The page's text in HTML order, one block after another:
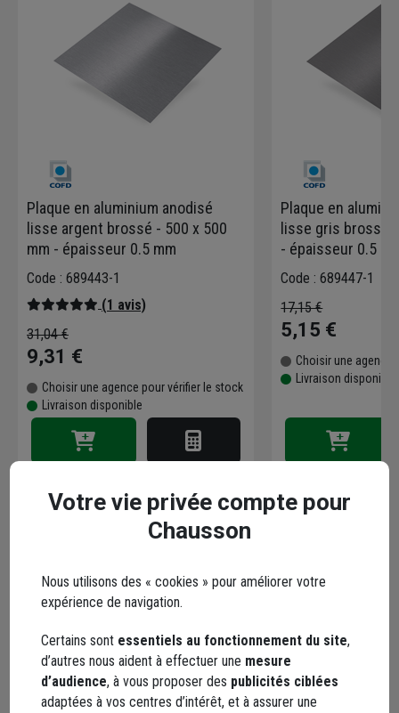
Plaque en aluminium anodisé
lisse argent brossé - 500 x 500
mm - épaisseur 0.5 mm
Code : 689443-1
(1 avis)
31,04 €
9,31 €
Choisir une agence pour vérifier le stock
Livraison disponible
Plaque en
lisse gris brossé
- épaisseur 0.5
Code : 689447-1
17,15 €
5,15 €
Choisir une agence
Livraison disponible
Points forts
Description
Caractéristiques
Votre vie privée compte pour
Chausson
Nous utilisons des « cookies » pour améliorer votre
expérience de navigation.
Certains sont essentiels au fonctionnement du site,
d’autres nous aident à effectuer une mesure
d’audience, à vous proposer des publicités ciblées
adaptées à vos centres d’intérêt, et à assurer une